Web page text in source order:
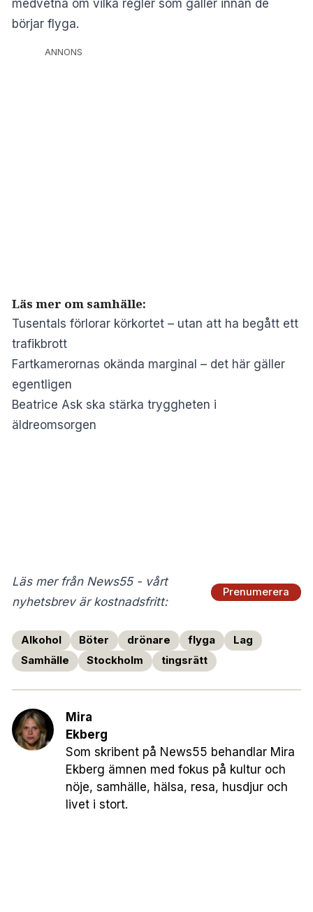
medvetna om vilka regler som gäller innan de
börjar flyga.
ANNONS
Läs mer om samhälle:
Tusentals förlorar körkortet – utan att ha begått ett
trafikbrott
Fartkamerornas okända marginal – det här gäller
egentligen
Beatrice Ask ska stärka tryggheten i
äldreomsorgen
Läs mer från News55 - vårt
nyhetsbrev är kostnadsfritt:
Prenumerera
Alkohol Böter drönare flyga
Lag
Samhälle
Stockholm tingsrätt
Mira
Ekberg
Som skribent på News55 behandlar Mira
Ekberg ämnen med fokus på kultur och
nöje, samhälle, hälsa, resa, husdjur och
livet i stort.